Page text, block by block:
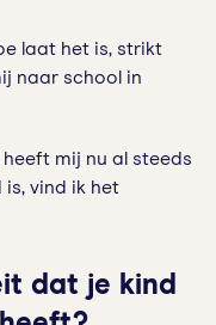
laat het is, strikt
naar school in
mij nu al steeds
vind ik het
dat je kind